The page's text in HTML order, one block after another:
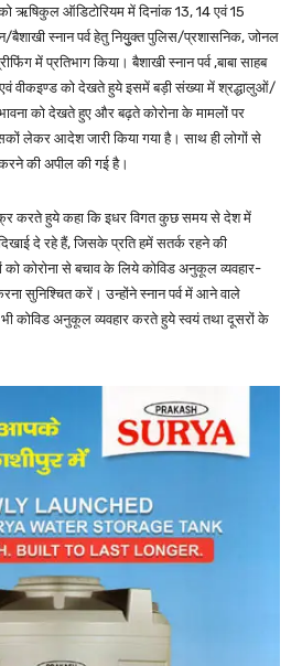
ऋषिकुल ऑडिटोरियम में दिनांक 13, 14 एवं 15
स्नान पर्व हेतु नियुुक्त पुलिस/प्रशासनिक, जोनल
में प्रतिभाग किया। बैशाखी स्नान पर्व ,बाबा साहब
वीकइण्ड को देखते हुये इसमें बड़ी संख्या में श्रद्धालुओं/
को देखते हुए और बढ़ते कोरोना के मामलों पर
लेकर आदेश जारी किया गया है। साथ ही लोगों से
की अपील की गई है।
करते हुये कहा कि इधर विगत कुछ समय से देश में
दे रहे हैं, जिसके प्रति हमें सतर्क रहने की
कोरोना से बचाव के लिये कोविड अनुकूल व्यवहार-
सुनिश्चित करें। उन्होंने स्नान पर्व में आने वाले
कोविड अनुकूल व्यवहार करते हुये स्वयं तथा दूसरों के